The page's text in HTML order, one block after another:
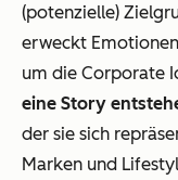
(potenzielle)
erweckt
um die Corporate
eine Story
der sie sich
Marken und